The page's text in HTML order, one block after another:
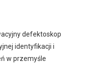
defektoskop
identyfikacji i
w przemyśle